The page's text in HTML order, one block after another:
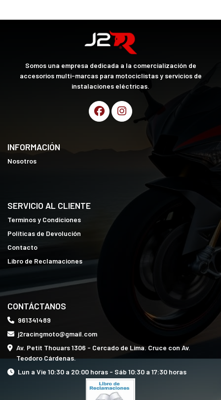
Somos una empresa dedicada a la comercialización de
accesorios multi-marcas para motociclistas y servicios de
instalaciones eléctricas.
INFORMACIÓN
Nosotros
SERVICIO AL CLIENTE
Terminos y Condiciones
Políticas de Devolución
Contacto
Libro de Reclamaciones
CONTÁCTANOS
961341489
j2racingmoto@gmail.com
Av. Petit Thouars 1306 - Cercado de Lima. Cruce con Av.
Teodoro Cárdenas.
Lun a Vie 10:30 a 20:00 horas - Sáb 10:30 a 17:30 horas